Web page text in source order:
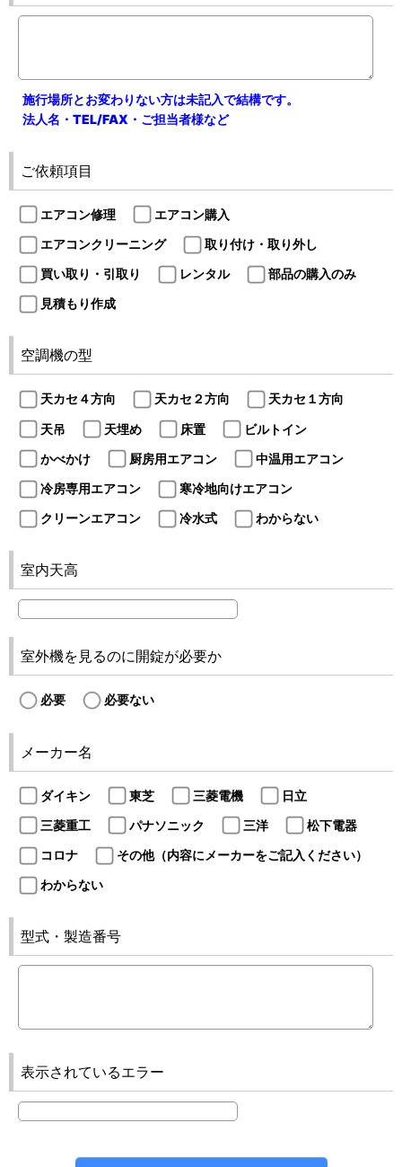
施行場所とお変わりない方は未記入で結構です。
法人名・TEL/FAX・ご担当者様など
ご依頼項目
エアコン修理
エアコン購入
エアコンクリーニング
取り付け・取り外し
買い取り・引取り
レンタル
部品の購入のみ
見積もり作成
空調機の型
天カセ４方向 天カセ２方向
天カセ１方向
天吊
天埋め 床置
ビルトイン
かべかけ
厨房用エアコン
中温用エアコン
冷房専用エアコン
寒冷地向けエアコン
クリーンエアコン
冷水式 わからない
室内天高
室外機を見るのに開錠が必要か
必要 必要ない
メーカー名
ダイキン 東芝 三菱電機
日立
三菱重工
パナソニック 三洋
松下電器
コロナ
その他（内容にメーカーをご記入ください）
わからない
型式・製造番号
表示されているエラー